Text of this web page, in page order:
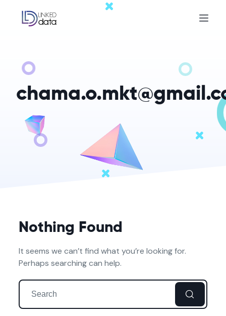
Nothing Found
It seems we can’t find what you’re looking for.
Perhaps searching can help.